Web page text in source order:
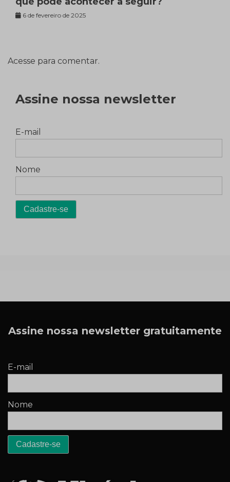
6 de fevereiro de 2025
Acesse para comentar.
Assine nossa newsletter
E-mail
Nome
Assine nossa newsletter gratuitamente
E-mail
Nome